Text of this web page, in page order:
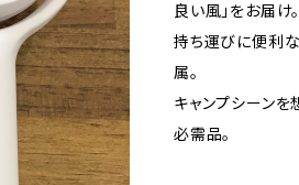
良い風」をお届け。
持ち運びに便利な
属。
キャンプシーン
必需品。